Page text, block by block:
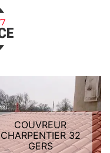
COUVREUR
CHARPENTIER 32
GERS